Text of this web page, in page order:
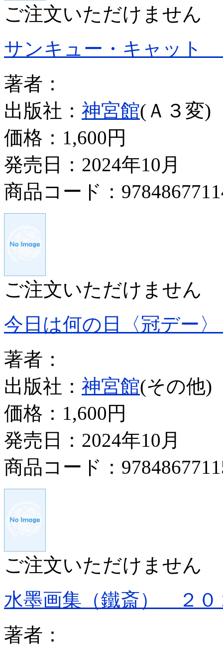
ご注文いただけません
サンキュー・キャット
著者：
出版社： 神宮館(Ａ３変)
価格： 1,600円
発売日：2024年10月
商品コード：
ご注文いただけません
今日は何の日〈冠デー
著者：
出版社： 神宮館(その他)
価格： 1,600円
発売日：2024年10月
商品コード：
ご注文いただけません
水墨画集（鐵斎） ２０
著者：